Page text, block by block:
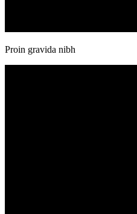
Proin gravida nibh